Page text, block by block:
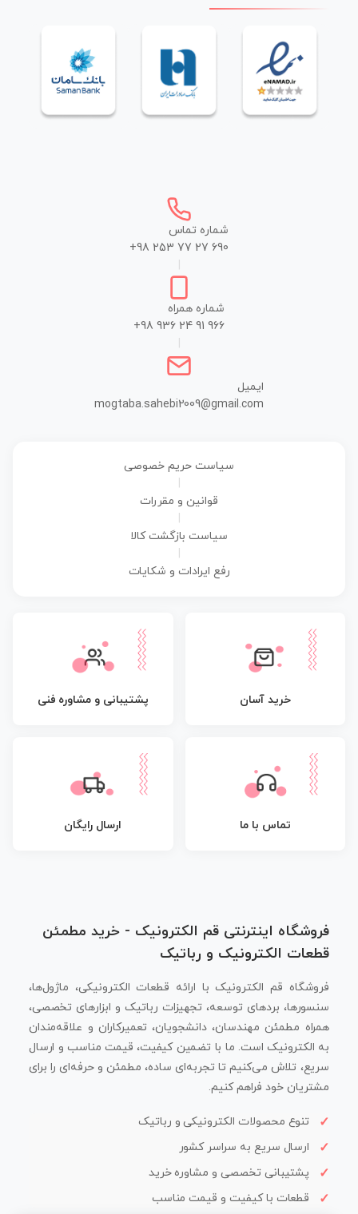
شماره تماس
+98 253 77 27 690
شماره همراه
+98 936 24 91 966
ایمیل
mogtaba.sahebi2009@gmail.com
سیاست حریم خصوصی
قوانین و مقررات
سیاست بازگشت کالا
رفع ایرادات و شکایات
خرید آسان پشتیبانی و مشاوره فنی
تماس با ما ارسال رایگان
فروشگاه اینترنتی قم الکترونیک - خرید مطمئن
قطعات الکترونیک و رباتیک
فروشگاه قم الکترونیک با ارائه قطعات الکترونیکی، ماژول‌ها،
سنسورها، بردهای توسعه، تجهیزات رباتیک و ابزارهای تخصصی،
همراه مطمئن مهندسان، دانشجویان، تعمیرکاران و علاقه‌مندان
به الکترونیک است. ما با تضمین کیفیت، قیمت مناسب و ارسال
سریع، تلاش می‌کنیم تا تجربه‌ای ساده، مطمئن و حرفه‌ای را برای
مشتریان خود فراهم کنیم.
تنوع محصولات الکترونیکی و رباتیک
ارسال سریع به سراسر کشور
پشتیبانی تخصصی و مشاوره خرید
قطعات با کیفیت و قیمت مناسب